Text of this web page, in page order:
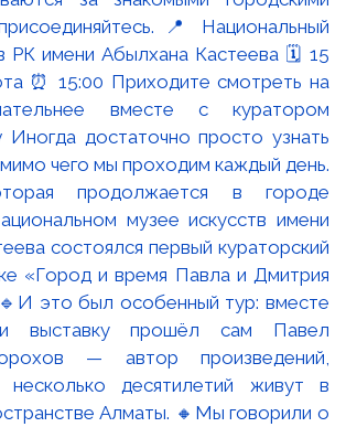
продолжается в городе
музее искусств имени
состоялся первый кураторский
«Город и время Павла и Дмитрия
это был особенный тур: вместе
выставку прошёл сам Павел
— автор произведений,
десятилетий живут в
Алматы. 🔸Мы говорили о